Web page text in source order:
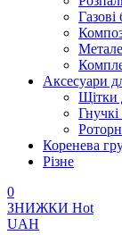
Газові
Аксесуари
Щітки
Коренева
Різне
0
ЗНИЖКИ Hot
UAH